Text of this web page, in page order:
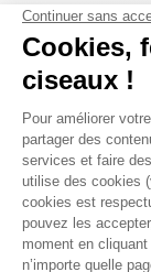
Quelles
magasin ?
Bureau
tarifs
Quels sont
magasin